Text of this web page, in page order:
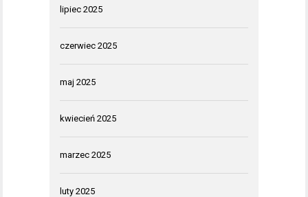
lipiec 2025
czerwiec 2025
maj 2025
kwiecień 2025
marzec 2025
luty 2025